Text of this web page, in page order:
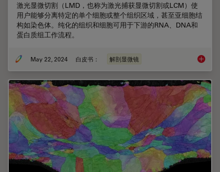
激光显微切割（LMD，也称为激光捕获显微切割或LCM）使
用户能够分离特定的单个细胞或整个组织区域，甚至亚细胞结
构如染色体。纯化的组织和细胞可用于下游的RNA、DNA和
蛋白质组工作流程。
May 22, 2024 白皮书： 解剖显微镜 激光显